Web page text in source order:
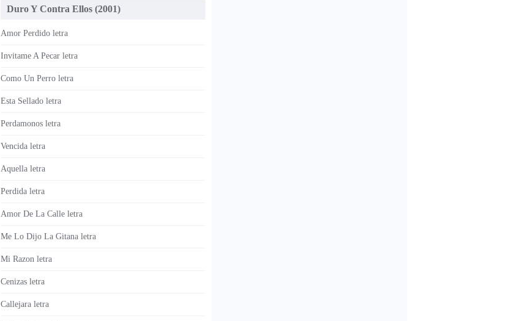
Duro Y Contra Ellos (2001)
Amor Perdido letra
Invitame A Pecar letra
Como Un Perro letra
Esta Sellado letra
Perdamonos letra
Vencida letra
Aquella letra
Perdida letra
Amor De La Calle letra
Me Lo Dijo La Gitana letra
Mi Razon letra
Cenizas letra
Callejara letra